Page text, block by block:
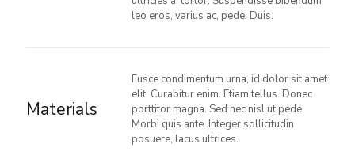
leo eros, varius ac, pede. Duis.
Materials
Fusce condimentum urna, id dolor sit amet
elit. Curabitur enim. Etiam tellus. Donec
porttitor magna. Sed nec nisl ut pede.
Morbi quis ante. Integer sollicitudin
posuere, lacus ultrices.